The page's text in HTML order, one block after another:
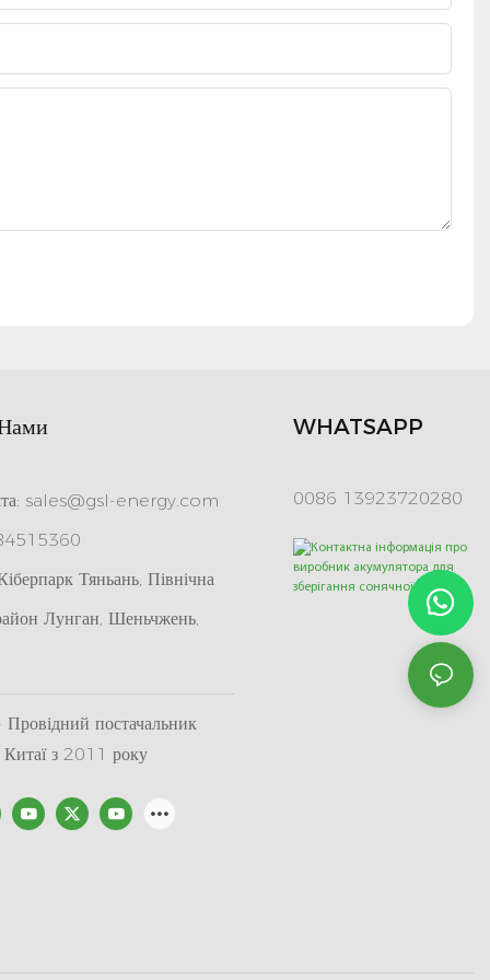
sales@gsl-energy.com
Тяньань, Північна
Лунган, Шеньчжень,
постачальник
Китаї з 2011 року
WHATSAPP
0086 13923720280